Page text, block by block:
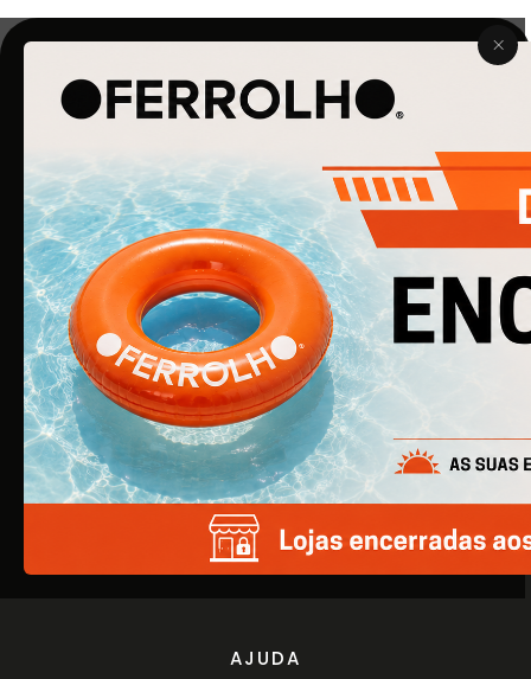
O Ferrolho iniciou a sua atividade em 1990. O que começou
por ser uma simples empresa de ferragens para
construção civil, é agora uma empresa de referência na
área de Ferragens para Mobiliário e Arquitetura.
EMPRESA
Quem Somos
Produtos
Catálogos
AJUDA